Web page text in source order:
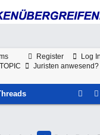
Register Log
Juristen anwesend?